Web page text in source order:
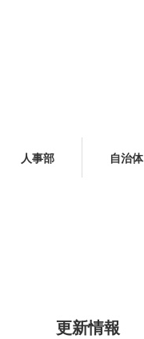
人事部 自治体
更新情報